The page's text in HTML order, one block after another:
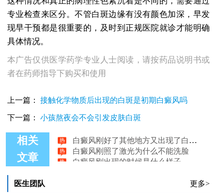
专业检查来区分。不管白斑边缘有没有颜色加深，早发
现早干预都是很重要的，及时到正规医院就诊才能明确
具体情况。
本广告仅供医学药学专业人士阅读，请按药品说明书或
者在药师指导下购买和使用
上一篇： 接触化学物质后出现的白斑是初期白癜风吗
下一篇： 小孩熬夜会不会引发皮肤白斑
相关
文章
白癜风刚照了激光为什么不能洗脸
白癜风刚出现的时候是什么样子
白癜风刚出现时皮肤会有紧绷感吗
医生团队 更多>